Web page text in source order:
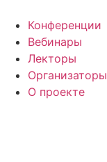
Конференции
Вебинары
Лекторы
Организаторы
О проекте